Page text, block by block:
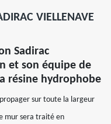
VIELLENAVE
Sadirac
et son équipe de
résine hydrophobe
sur toute la largeur
mur sera traité en